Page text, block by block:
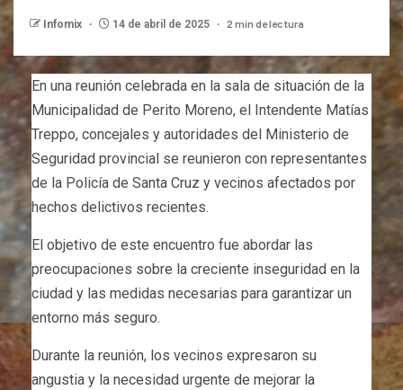
Infomix 14 de abril de 2025 2 min de lectura
En una reunión celebrada en la sala de situación de la
Municipalidad de Perito Moreno, el Intendente Matías
Treppo, concejales y autoridades del Ministerio de
Seguridad provincial se reunieron con representantes
de la Policía de Santa Cruz y vecinos afectados por
hechos delictivos recientes.
El objetivo de este encuentro fue abordar las
preocupaciones sobre la creciente inseguridad en la
ciudad y las medidas necesarias para garantizar un
entorno más seguro.
Durante la reunión, los vecinos expresaron su
angustia y la necesidad urgente de mejorar la